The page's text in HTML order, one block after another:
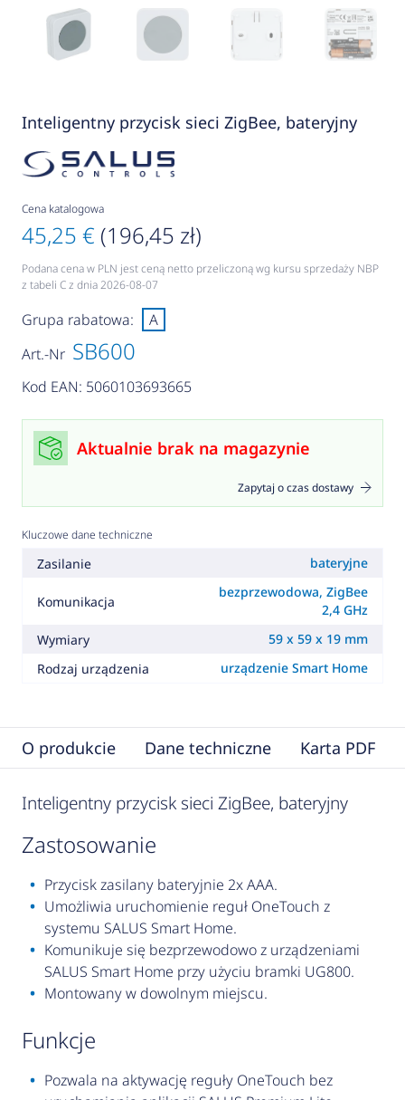
Inteligentny przycisk sieci ZigBee, bateryjny
Cena katalogowa
45,25 € (196,45 zł)
Podana cena w PLN jest ceną netto przeliczoną wg kursu sprzedaży NBP
z tabeli C z dnia 2026-08-07
Art.-Nr SB600
Kod EAN: 5060103693665
Grupa rabatowa: A
Aktualnie brak na magazynie
Zapytaj o czas dostawy
Kluczowe dane techniczne
Zasilanie bateryjne
Komunikacja
bezprzewodowa, ZigBee
2,4 GHz
Wymiary
59 x 59 x 19 mm
Rodzaj urządzenia
urządzenie Smart Home
O produkcie Dane techniczne Karta PDF
Inteligentny przycisk sieci ZigBee, bateryjny
zastosowanie
Przycisk zasilany bateryjnie 2x AAA.
Umożliwia uruchomienie reguł OneTouch z
systemu SALUS Smart Home.
Komunikuje się bezprzewodowo z urządzeniami
SALUS Smart Home przy użyciu bramki UG800.
Montowany w dowolnym miejscu.
funkcje
Pozwala na aktywację reguły OneTouch bez